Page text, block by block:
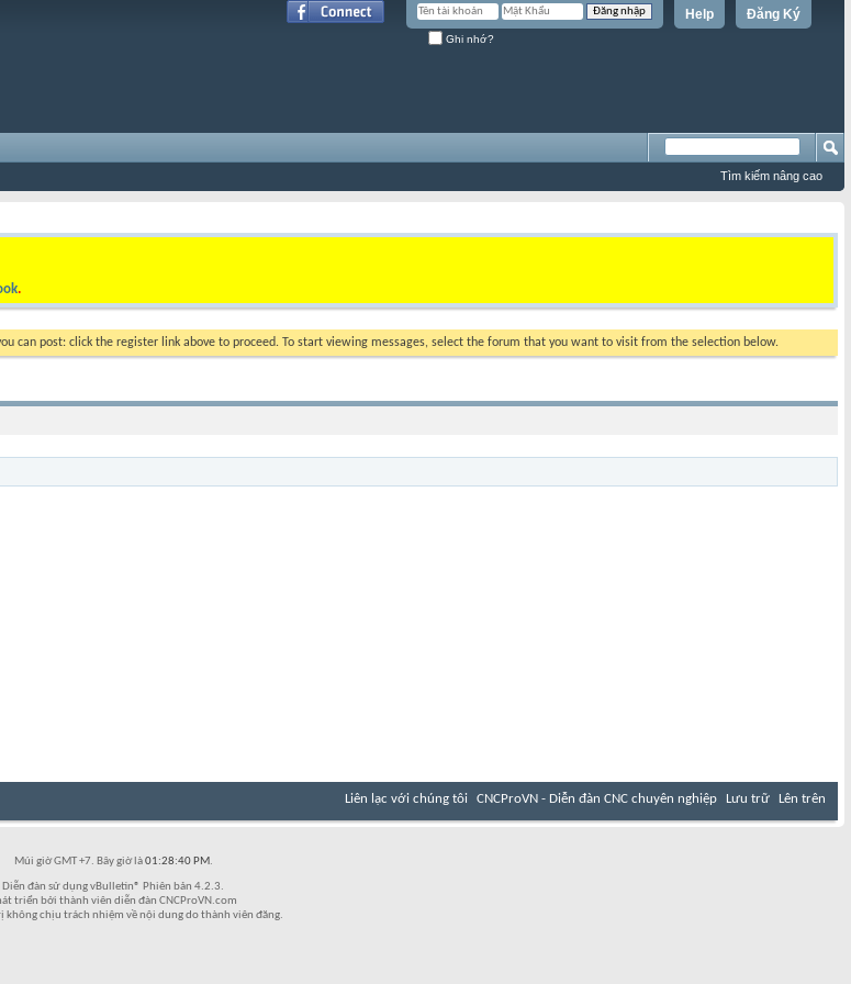
Đăng Ký
Help
Ghi nhớ?
Tìm kiếm nâng cao
.
can post: click the register link above to proceed. To start viewing messages, select the forum that you want to visit from the selection below.
Liên lạc với chúng tôi CNCProVN - Diễn đàn CNC chuyên nghiệp Lưu trữ Lên trên
Múi giờ GMT +7. Bây giờ là01:28:40 PM.
Diễn đàn sử dụng vBulletin® Phiên bản 4.2.3.
triển bởi thành viên diễn đàn CNCProVN.com
không chịu trách nhiệm về nội dung do thành viên đăng.